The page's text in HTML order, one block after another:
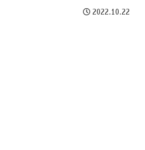
2022.10.22